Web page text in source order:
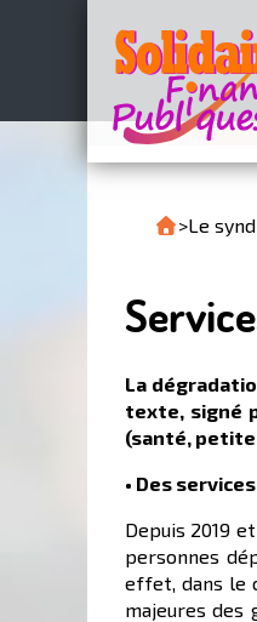
>Le
La
texte, signé
(santé, petite
• Des
Depuis 2019
personnes
effet, dans le
majeures